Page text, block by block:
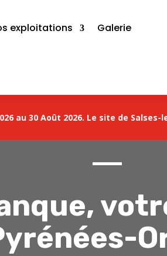
exploitations Galerie
au 30 Août 2026. Le site de